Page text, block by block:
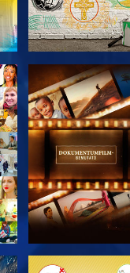
A SOROZAT
RÉSZEI